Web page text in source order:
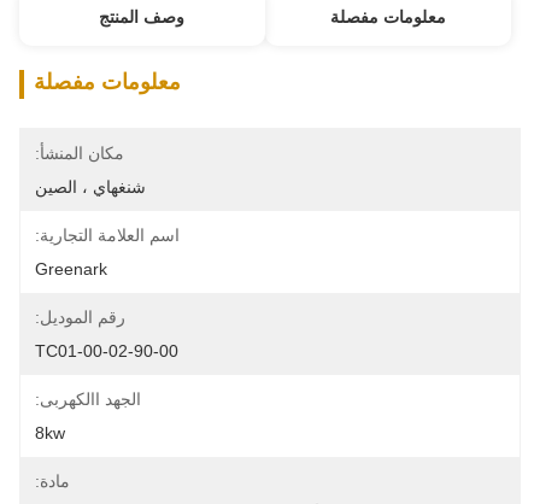
معلومات مفصلة وصف المنتج
معلومات مفصلة
مكان المنشأ:
شنغهاي ، الصين
اسم العلامة التجارية:
Greenark
رقم الموديل:
TC01-00-02-90-00
الجهد االكهربى:
8kw
مادة: